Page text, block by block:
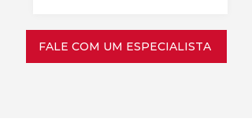
FALE COM UM ESPECIALISTA